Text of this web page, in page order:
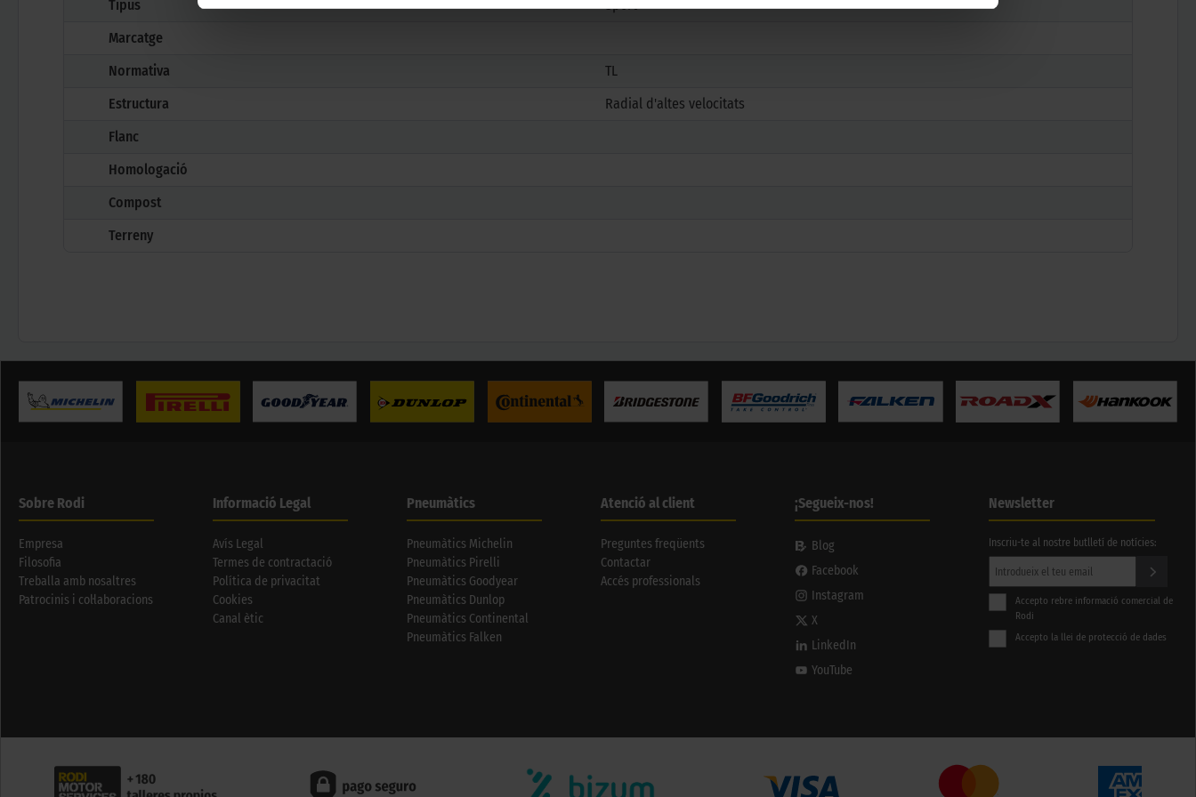
Tipus
Sport
Marcatge
Normativa
TL
Estructura
Radial d'altes velocitats
Flanc
Homologació
Compost
Terreny
Sobre Rodi
Empresa
Filosofia
Treballa amb nosaltres
Patrocinis i col·laboracions
Informació Legal
Avís Legal
Termes de contractació
Política de privacitat
Cookies
Canal ètic
Pneumàtics
Pneumàtics Michelin
Pneumàtics Pirelli
Pneumàtics Goodyear
Pneumàtics Dunlop
Pneumàtics Continental
Pneumàtics Falken
Atenció al client
Preguntes freqüents
Contactar
Accés professionals
¡Segueix-nos!
Blog
Facebook
Instagram
X
LinkedIn
YouTube
Newsletter
Inscriu-te al nostre butlletí de notícies:
Accepto rebre informació comercial de
Rodi
Accepto la llei de protecció de dades